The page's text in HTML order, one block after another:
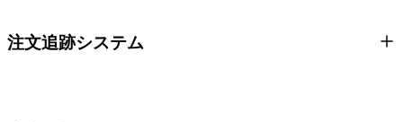
注文追跡システム